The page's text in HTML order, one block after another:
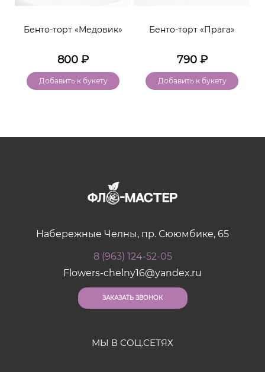
Бенто-торт «Медовик»
800 ₽
Добавить к букету
Бенто-торт «Прага»
790₽
Добавить к букету
Набережные Челны, пр. Сююмбике, 65
8 (963) 124-52-05
Flowers-chelny16@yandex.ru
ЗАКАЗАТЬ ЗВОНОК
МЫ В СОЦ.СЕТЯХ